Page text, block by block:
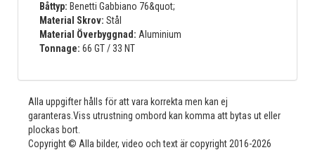
Båttyp: Benetti Gabbiano 76&quot;
Material Skrov: Stål
Material Överbyggnad: Aluminium
Tonnage: 66 GT / 33 NT
Alla uppgifter hålls för att vara korrekta men kan ej
garanteras.Viss utrustning ombord kan komma att bytas ut eller
plockas bort.
Copyright © Alla bilder, video och text är copyright 2016-2026